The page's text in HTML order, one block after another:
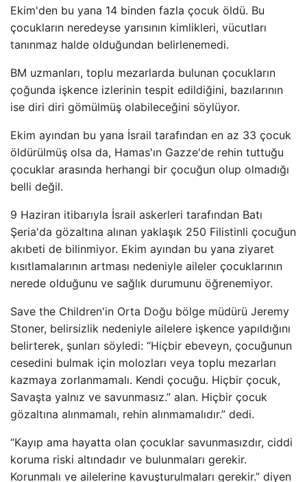
Ekim'den bu yana 14 binden fazla çocuk öldü. Bu
çocukların neredeyse yarısının kimlikleri, vücutları
tanınmaz halde olduğundan belirlenemedi.
BM uzmanları, toplu mezarlarda bulunan çocukların
çoğunda işkence izlerinin tespit edildiğini, bazılarının
ise diri diri gömülmüş olabileceğini söylüyor.
Ekim ayından bu yana İsrail tarafından en az 33 çocuk
öldürülmüş olsa da, Hamas'ın Gazze'de rehin tuttuğu
çocuklar arasında herhangi bir çocuğun olup olmadığı
belli değil.
9 Haziran itibarıyla İsrail askerleri tarafından Batı
Şeria'da gözaltına alınan yaklaşık 250 Filistinli çocuğun
akıbeti de bilinmiyor. Ekim ayından bu yana ziyaret
kısıtlamalarının artması nedeniyle aileler çocuklarının
nerede olduğunu ve sağlık durumunu öğrenemiyor.
Save the Children'in Orta Doğu bölge müdürü Jeremy
Stoner, belirsizlik nedeniyle ailelere işkence yapıldığını
belirterek, şunları söyledi: “Hiçbir ebeveyn, çocuğunun
cesedini bulmak için molozları veya toplu mezarları
kazmaya zorlanmamalı. Kendi çocuğu. Hiçbir çocuk,
Savaşta yalnız ve savunmasız.” alan. Hiçbir çocuk
gözaltına alınmamalı, rehin alınmamalıdır.” dedi.
“Kayıp ama hayatta olan çocuklar savunmasızdır, ciddi
koruma riski altındadır ve bulunmaları gerekir.
Korunmalı ve ailelerine kavuşturulmaları gerekir.” diyen